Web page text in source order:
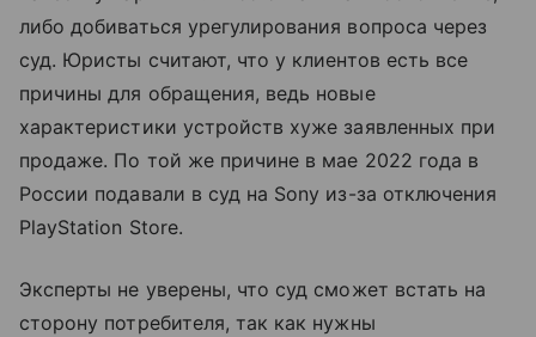
либо добиваться урегулирования вопроса через
суд. Юристы считают, что у клиентов есть все
причины для обращения, ведь новые
характеристики устройств хуже заявленных при
продаже. По той же причине в мае 2022 года в
России подавали в суд на Sony из-за отключения
PlayStation Store.
Эксперты не уверены, что суд сможет встать на
сторону потребителя, так как нужны